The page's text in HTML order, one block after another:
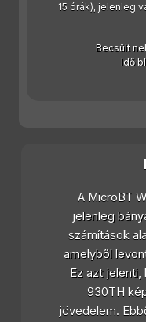
15 órák), jelenleg
Becsült
Idő
A MicroBT
jelenleg
számítások
amelyből
Ez azt
930TH
jövedelem.